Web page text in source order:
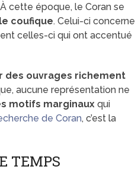
cette époque, le Coran se
coufique. Celui-ci concerne
celles-ci qui ont accentué
des ouvrages richement
aucune représentation ne
motifs marginaux qui
de Coran, c’est la
TEMPS